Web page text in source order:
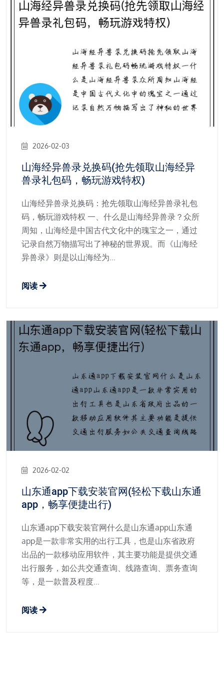
2026-02-03
山海经异兽录兑换码(抢先领取山海经异
兽录礼包码，畅玩游戏特权)
山海经异兽录兑换码：抢先领取山海经异兽录礼包
码，畅玩游戏特权 一、什么是山海经异兽录？众所
周知，山海经是中国古代文化中的瑰宝之一，通过
记录自然万物描写出了神秘的世界观。而《山海经
异兽录》则是以山海经为...
阅读
2026-02-02
山东通app下载安装官网(轻松下载山东通
app，畅享便捷出行)
山东通app下载安装官网什么是山东通app山东通
app是一款非常实用的出行工具，也是山东省政府
出品的一款移动应用软件，其主要功能是提供交通
出行服务，如公共交通查询、线路查询、票务查询
等，是一款普及程度...
阅读